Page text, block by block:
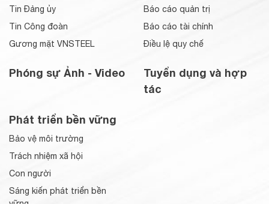
Tin Đảng ủy
Tin Công đoàn
Gương mặt VNSTEEL
Phóng sự Ảnh - Video
Báo cáo quản trị
Báo cáo tài chính
Điều lệ quy chế
Tuyển dụng và hợp
tác
Phát triển bền vững
Bảo vệ môi trường
Trách nhiệm xã hội
Con người
Sáng kiến phát triển bền